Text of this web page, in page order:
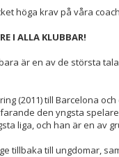
höga krav på våra
I ALLA KLUBBAR!
är en av de största
(2011) till Barcelona
den yngsta
liga, och han är en av
tillbaka till ungdomar,